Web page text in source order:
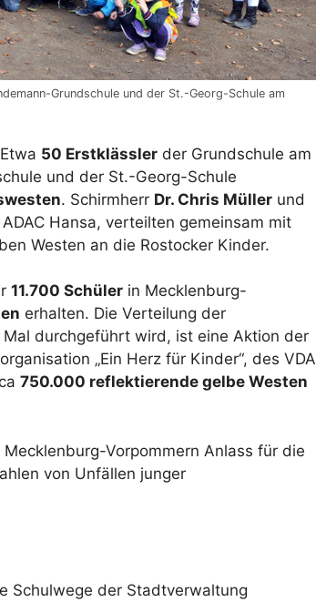
Grundschule und der St.-Georg-Schule am
50 Erstklässler der Grundschule am
und der St.-Georg-Schule
. Schirmherr Dr. Chris Müller und
Hansa, verteilten gemeinsam mit
Westen an die Rostocker Kinder.
11.700 Schüler in Mecklenburg-
erhalten. Die Verteilung der
durchgeführt wird, ist eine Aktion der
„Ein Herz für Kinder“, des VDA
750.000 reflektierende gelbe Westen
Vorpommern Anlass für die
von Unfällen junger
Schulwege der Stadtverwaltung